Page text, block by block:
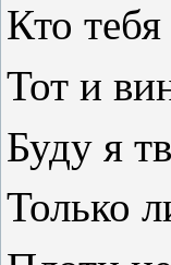
Кто тебя
Тот и
Буду я
Только